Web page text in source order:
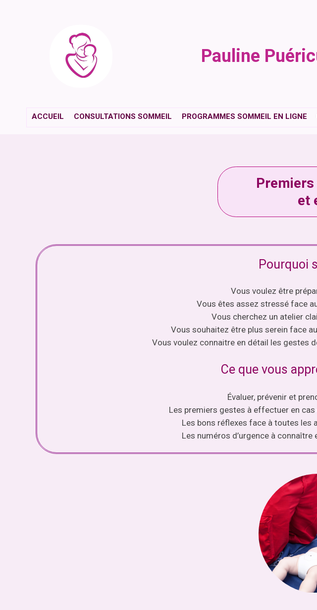
Pauline
ACCUEIL CONSULTATIONS SOMMEIL PROGRAMMES SOMMEIL EN LIGNE
et
Pourquoi
Vous voulez être
Vous êtes assez stressé face
Vous cherchez un atelier
Vous souhaitez être plus serein face
Vous voulez connaitre en détail les gestes
Ce que vous
Évaluer, prévenir et
Les premiers gestes à effectuer en
Les bons réflexes face à toutes les
Les numéros d’urgence à